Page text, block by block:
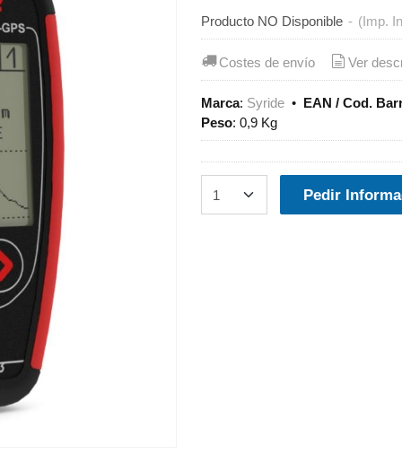
Producto NO Disponible - (Imp.
Costes de envío Ver
Marca: Syride • EAN / Cod.
Peso:0,9 Kg
Pedir